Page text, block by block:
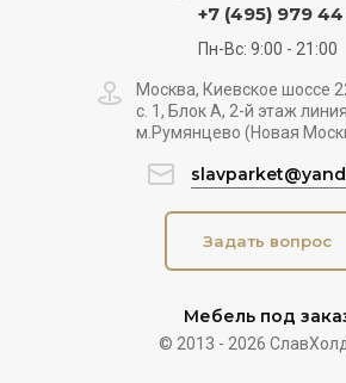
Мебель под
© 2013 - 2026
+7 (495) 979 44
Пн-Вс: 9:00 - 21:00
Москва, Киевское шоссе
с. 1, Блок А, 2-й этаж
м.Румянцево (Новая
Задать вопрос